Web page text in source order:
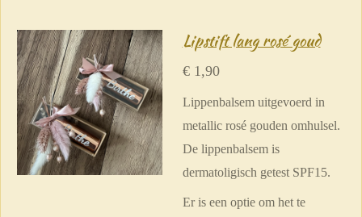
Lipstift lang rosé goud
€ 1,90
Lippenbalsem uitgevoerd in
metallic rosé gouden omhulsel.
De lippenbalsem is
dermatoligisch getest SPF15.
Er is een optie om het te